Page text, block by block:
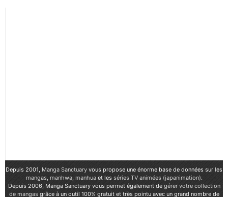
Depuis 2001, Manga Sanctuary vous propose une énorme base de données sur les
mangas, manhwa, manhuaet les séries TV animées (japanimation).
Depuis 2006, Manga Sanctuary vous permet également de gérer votre collection
de mangasgrâce à un outil 100% gratuit et très pointu avec un grand nombre de